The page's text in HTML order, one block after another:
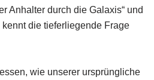
Anhalter durch die Galaxis“ und
kennt die tieferliegende Frage
wie unserer ursprüngliche